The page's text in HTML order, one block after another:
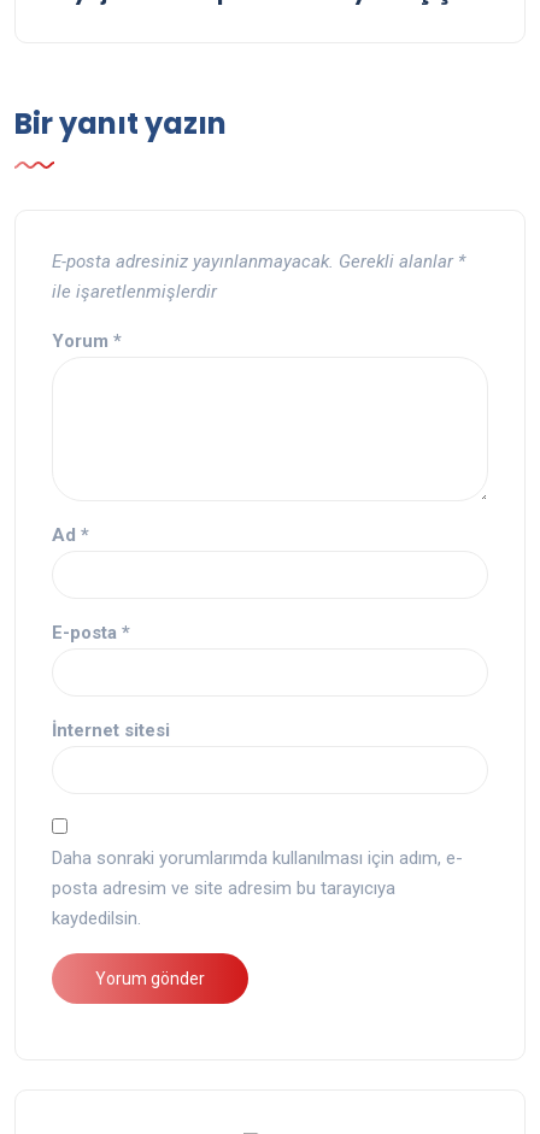
Bir yanıt yazın
E-posta adresiniz yayınlanmayacak. Gerekli alanlar *
ile işaretlenmişlerdir
Yorum *
Ad *
E-posta *
İnternet sitesi
Daha sonraki yorumlarımda kullanılması için adım, e-
posta adresim ve site adresim bu tarayıcıya
kaydedilsin.